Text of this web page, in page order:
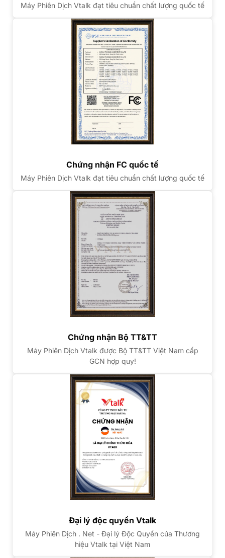
Máy Phiên Dịch Vtalk đạt tiêu chuẩn chất lượng quốc tế
Chứng nhận FC quốc tế
Máy Phiên Dịch Vtalk đạt tiêu chuẩn chất lượng quốc tế
Chứng nhận Bộ TT&TT
Máy Phiên Dịch Vtalk được Bộ TT&TT Việt Nam cấp
GCN hợp quy!
Đại lý độc quyền Vtalk
Máy Phiên Dịch . Net - Đại lý Độc Quyền của Thương
hiệu Vtalk tại Việt Nam